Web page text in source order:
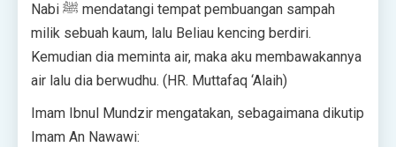
Nabi ﷺ mendatangi tempat pembuangan sampah
milik sebuah kaum, lalu Beliau kencing berdiri.
Kemudian dia meminta air, maka aku membawakannya
air lalu dia berwudhu. (HR. Muttafaq ‘Alaih)
Imam Ibnul Mundzir mengatakan, sebagaimana dikutip
Imam An Nawawi: